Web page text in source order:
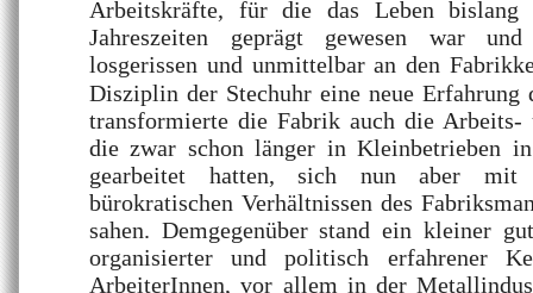
Arbeitskräfte, für die das Leben bislang
Jahreszeiten geprägt gewesen war
losgerissen und unmittelbar an den
Disziplin der Stechuhr eine neue Erfahrung
transformierte die Fabrik auch die Arbeits-
die zwar schon länger in Kleinbetrieben
gearbeitet hatten, sich nun aber mit
bürokratischen Verhältnissen des
sahen. Demgegenüber stand ein kleiner
organisierter und politisch erfahrener
ArbeiterInnen, vor allem in der